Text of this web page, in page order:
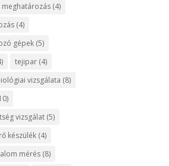
(4)
(4)
gépek(5)
tejipar(4)
vizsgálata (8)
vizsgálat(5)
készülék(4)
mérés(8)